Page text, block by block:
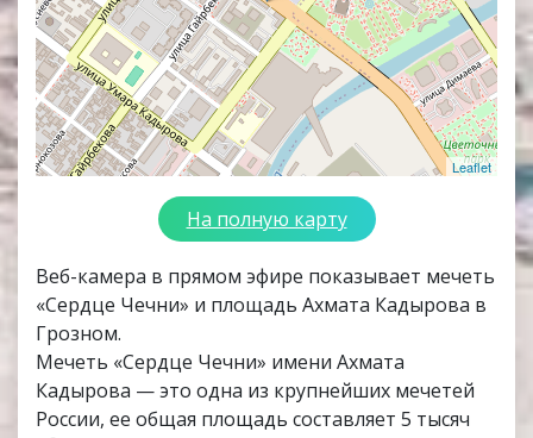
Leaflet
На полную карту
Веб-камера в прямом эфире показывает мечеть
«Сердце Чечни» и площадь Ахмата Кадырова в
Грозном.
Мечеть «Сердце Чечни» имени Ахмата
Кадырова — это одна из крупнейших мечетей
России, ее общая площадь составляет 5 тысяч